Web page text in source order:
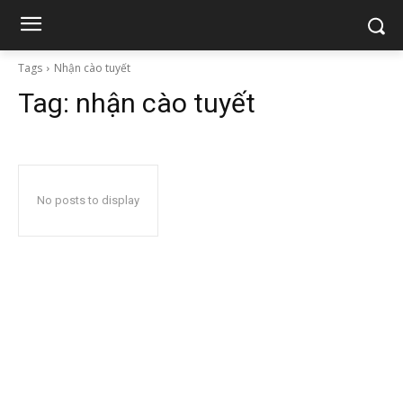
Tags Nhận cào tuyết
Tag: nhận cào tuyết
No posts to display